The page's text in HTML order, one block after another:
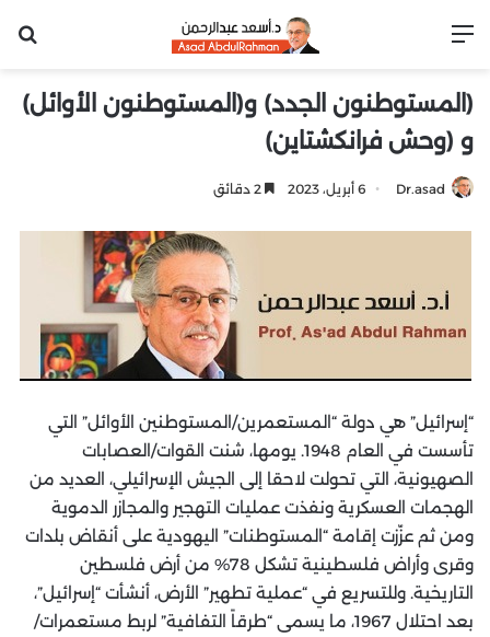
(المستوطنون الجدد) و(المستوطنون الأوائل)
و (وحش فرانكشتاين)
Dr.asad 6 أبريل، 2023
“إسرائيل” هي دولة “المستعمرين/المستوطنين الأوائل” التي
تأسست في العام 1948. يومها، شنت القوات/العصابات
الصهيونية، التي تحولت لاحقا إلى الجيش الإسرائيلي، العديد من
الهجمات العسكرية ونفذت عمليات التهجير والمجازر الدموية
ومن ثم عزّزت إقامة “المستوطنات” اليهودية على أنقاض بلدات
وقرى وأراض فلسطينية تشكل 78% من أرض فلسطين
التاريخية. وللتسريع في “عملية تطهير” الأرض، أنشأت “إسرائيل”،
بعد احتلال 1967، ما يسمى “طرقاً التفافية” لربط مستعمرات/